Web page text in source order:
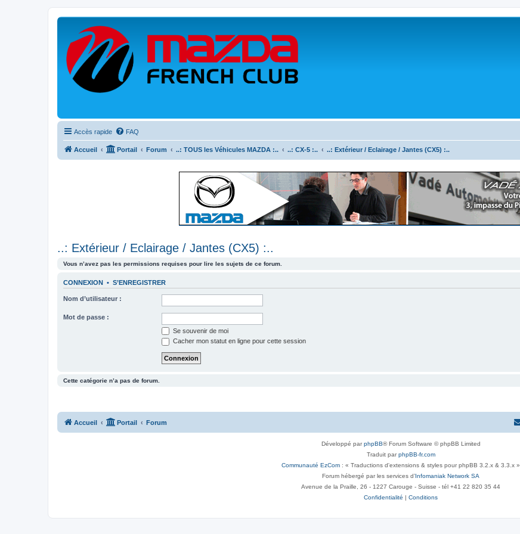
Accès rapide FAQ
Accueil Portail Forum ..: TOUS les Véhicules MAZDA :.. ..: CX-5 :.. ..: Extérieur / Eclairage / Jantes (CX5) :..
..: Extérieur / Eclairage / Jantes (CX5) :..
Vous n’avez pas les permissions requises pour lire les sujets de ce forum.
CONNEXION • S’ENREGISTRER
Nom d’utilisateur :
Mot de passe :
Se souvenir de moi
Cacher mon statut en ligne pour cette session
Cette catégorie n’a pas de forum.
Accueil Portail Forum
Développé parphpBB® Forum Software © phpBB Limited
Traduit parphpBB-fr.com
Communauté EzCom : « Traductions d'extensions & styles pour phpBB 3.2.x & 3.3.x »
Forum hébergé par les services d’Infomaniak Network SA
Avenue de la Praille, 26 - 1227 Carouge - Suisse - tél +41 22 820 35 44
Confidentialité | Conditions